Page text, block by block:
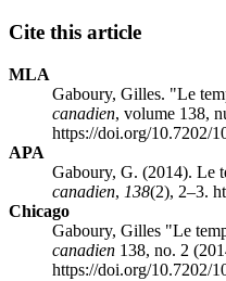
Cite this article
MLA
Gaboury, Gilles. "Le
canadien, volume 138,
https://doi.org/10.7202/
APA
Gaboury, G. (2014). Le
canadien, 138(2), 2–3.
Chicago
Gaboury, Gilles "Le
canadien 138, no. 2
https://doi.org/10.7202/